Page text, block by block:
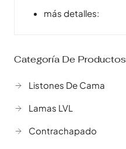
más detalles:
Categoría De Productos
Listones De Cama
Lamas LVL
Contrachapado